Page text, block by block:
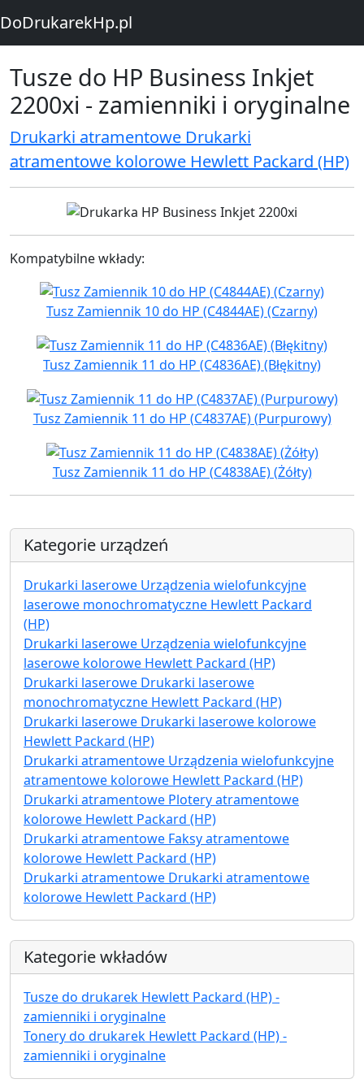
DoDrukarekHp.pl
Tusze do HP Business Inkjet
2200xi - zamienniki i oryginalne
Drukarki atramentowe Drukarki
atramentowe kolorowe Hewlett Packard (HP)
Kompatybilne wkłady:
Tusz Zamiennik 10 do HP (C4844AE) (Czarny)
Tusz Zamiennik 11 do HP (C4836AE) (Błękitny)
Tusz Zamiennik 11 do HP (C4837AE) (Purpurowy)
Tusz Zamiennik 11 do HP (C4838AE) (Żółty)
Kategorie urządzeń
Drukarki laserowe Urządzenia wielofunkcyjne
laserowe monochromatyczne Hewlett Packard
(HP)
Drukarki laserowe Urządzenia wielofunkcyjne
laserowe kolorowe Hewlett Packard (HP)
Drukarki laserowe Drukarki laserowe
monochromatyczne Hewlett Packard (HP)
Drukarki laserowe Drukarki laserowe kolorowe
Hewlett Packard (HP)
Drukarki atramentowe Urządzenia wielofunkcyjne
atramentowe kolorowe Hewlett Packard (HP)
Drukarki atramentowe Plotery atramentowe
kolorowe Hewlett Packard (HP)
Drukarki atramentowe Faksy atramentowe
kolorowe Hewlett Packard (HP)
Drukarki atramentowe Drukarki atramentowe
kolorowe Hewlett Packard (HP)
Kategorie wkładów
Tusze do drukarek Hewlett Packard (HP) -
zamienniki i oryginalne
Tonery do drukarek Hewlett Packard (HP) -
zamienniki i oryginalne